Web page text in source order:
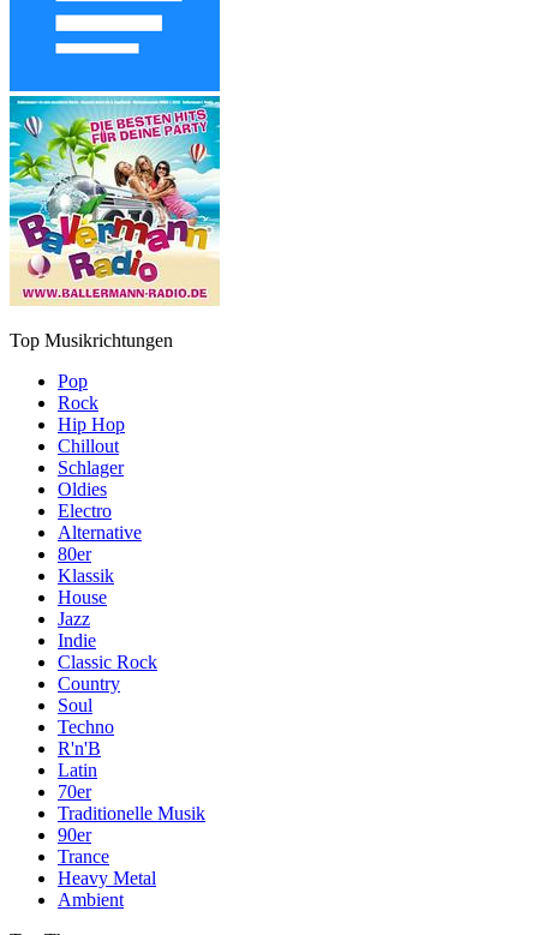
Top Musikrichtungen
Pop
Rock
Hip Hop
Chillout
Schlager
Oldies
Electro
Alternative
80er
Klassik
House
Jazz
Indie
Classic Rock
Country
Soul
Techno
R'n'B
Latin
70er
Traditionelle Musik
90er
Trance
Heavy Metal
Ambient